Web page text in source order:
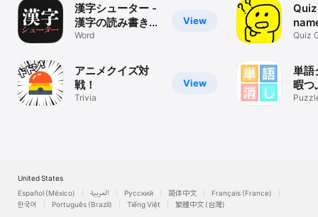
View
漢字シューター -
漢字の読み書き暇
つぶしゲーム
Word
View
アニメクイズ対
戦！
Trivia
Quiz
単語
暇つ
ゲー
United States
Español (México)
العربية Русский 简体中文
Français (France)
한국어
Português (Brazil) Tiếng Việt 繁體中文 (台灣)